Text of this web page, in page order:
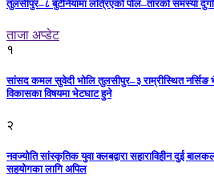
तुलसीपुर–८ बुटेनियामा लत्रिएको पोल–तारको समस्या
ताजा अप्डेट
१
सांसद कमल सुवेदी भोलि तुलसीपुर–३ राम्रीस्थित नर्सिङ
विकासका विषयमा भेटघाट हुने
२
नवज्योति सांस्कृतिक युवा क्लबद्वारा सहाराविहीन दुई
सहयोगका लागि अपिल